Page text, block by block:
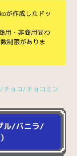
が作成したドッ
用・非商用問わ
制限がありま
チョコ/チョコミン
ル/バニラ/